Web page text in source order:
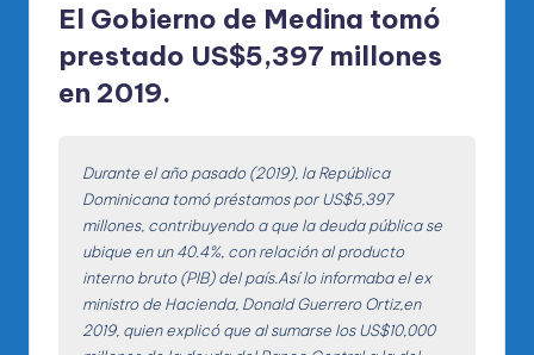
El Gobierno de Medina tomó
prestado US$5,397 millones
en 2019.
Durante el año pasado (2019), la República
Dominicana tomó préstamos por US$5,397
millones, contribuyendo a que la deuda pública se
ubique en un 40.4%, con relación al producto
interno bruto (PIB) del país.Así lo informaba el ex
ministro de Hacienda, Donald Guerrero Ortiz,en
2019, quien explicó que al sumarse los US$10,000